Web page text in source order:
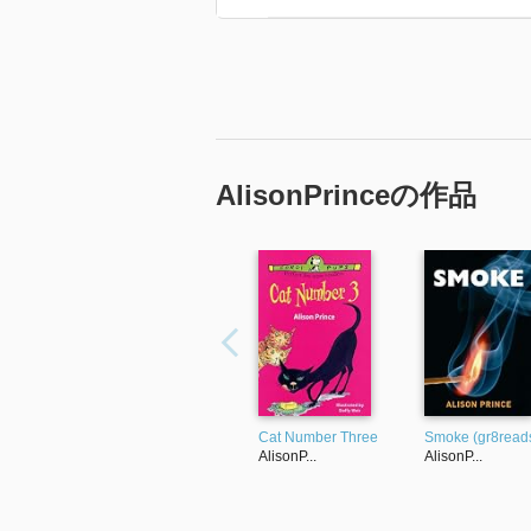
AlisonPrinceの作品
Cat Number Three
AlisonP...
Smoke
AlisonP...